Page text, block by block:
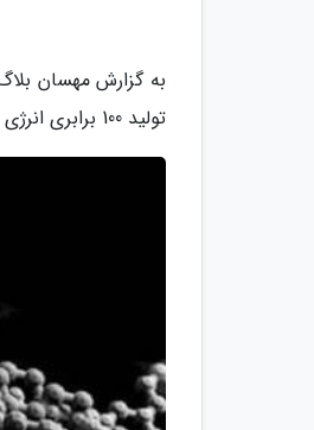
به گزارش مهسان
تولید 100 برابری انرژی از آب شور است.